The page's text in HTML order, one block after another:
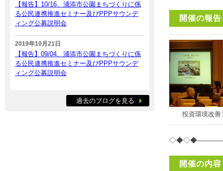
開催の報告
投資環境改
開催の内容
【報告】10/16、浦添市公園まちづくりに係
る公民連携推進セミナー及びPPPサウンデ
ィング公募説明会
2019年10月21日
【報告】09/04、浦添市公園まちづくりに係
る公民連携推進セミナー及びPPPサウンデ
ィング公募説明会
過去のブログを見る